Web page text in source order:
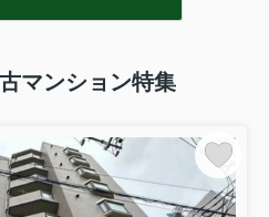
マンション特集